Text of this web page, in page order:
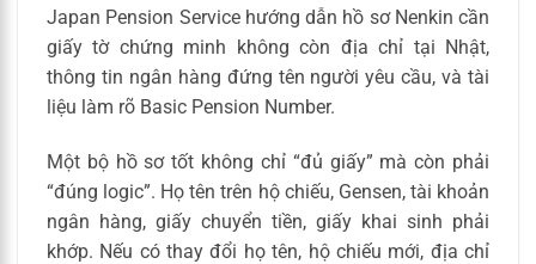
Japan Pension Service hướng dẫn hồ sơ Nenkin cần
giấy tờ chứng minh không còn địa chỉ tại Nhật,
thông tin ngân hàng đứng tên người yêu cầu, và tài
liệu làm rõ Basic Pension Number.
Một bộ hồ sơ tốt không chỉ “đủ giấy” mà còn phải
“đúng logic”. Họ tên trên hộ chiếu, Gensen, tài khoản
ngân hàng, giấy chuyển tiền, giấy khai sinh phải
khớp. Nếu có thay đổi họ tên, hộ chiếu mới, địa chỉ